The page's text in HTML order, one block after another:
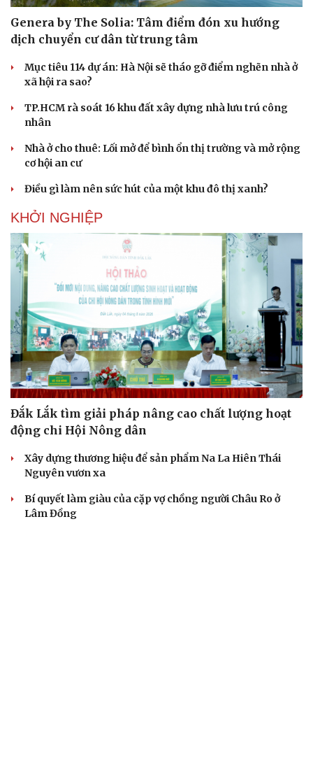
Genera by The Solia: Tâm điểm đón xu hướng
dịch chuyển cư dân từ trung tâm
Mục tiêu 114 dự án: Hà Nội sẽ tháo gỡ điểm nghẽn nhà ở
xã hội ra sao?
TP.HCM rà soát 16 khu đất xây dựng nhà lưu trú công
nhân
Nhà ở cho thuê: Lối mở để bình ổn thị trường và mở rộng
cơ hội an cư
Điều gì làm nên sức hút của một khu đô thị xanh?
KHỞI NGHIỆP
Đắk Lắk tìm giải pháp nâng cao chất lượng hoạt
động chi Hội Nông dân
Xây dựng thương hiệu để sản phẩm Na La Hiên Thái
Nguyên vươn xa
Bí quyết làm giàu của cặp vợ chồng người Châu Ro ở
Lâm Đồng